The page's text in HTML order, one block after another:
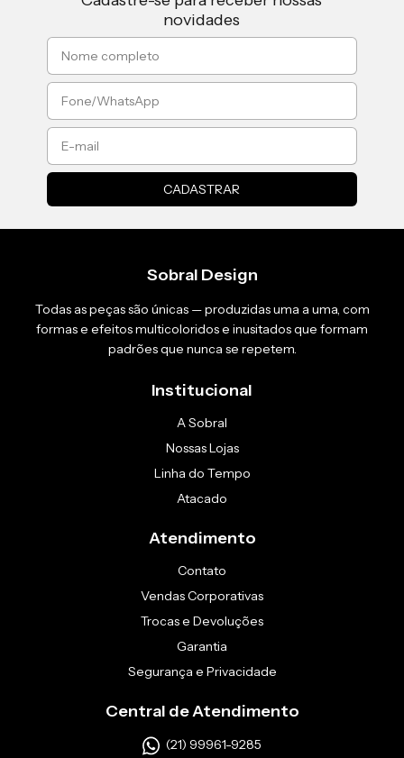
novidades
Sobral Design
Todas as peças são únicas — produzidas uma a uma, com
formas e efeitos multicoloridos e inusitados que formam
padrões que nunca se repetem.
Institucional
A Sobral
Nossas Lojas
Linha do Tempo
Atacado
Atendimento
Contato
Vendas Corporativas
Trocas e Devoluções
Garantia
Segurança e Privacidade
Central de Atendimento
(21) 99961-9285